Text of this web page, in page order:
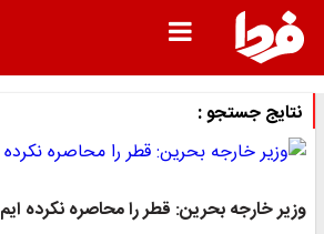
نتایج جستجو :
وزیر خارجه بحرین: قطر را محاصره نکرده ایم!